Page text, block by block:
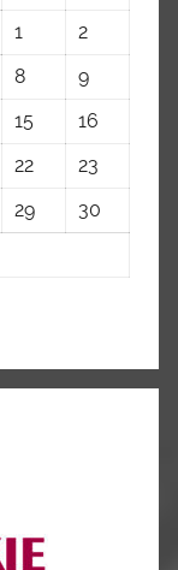
1
2
8
9
15
16
22
23
29
30